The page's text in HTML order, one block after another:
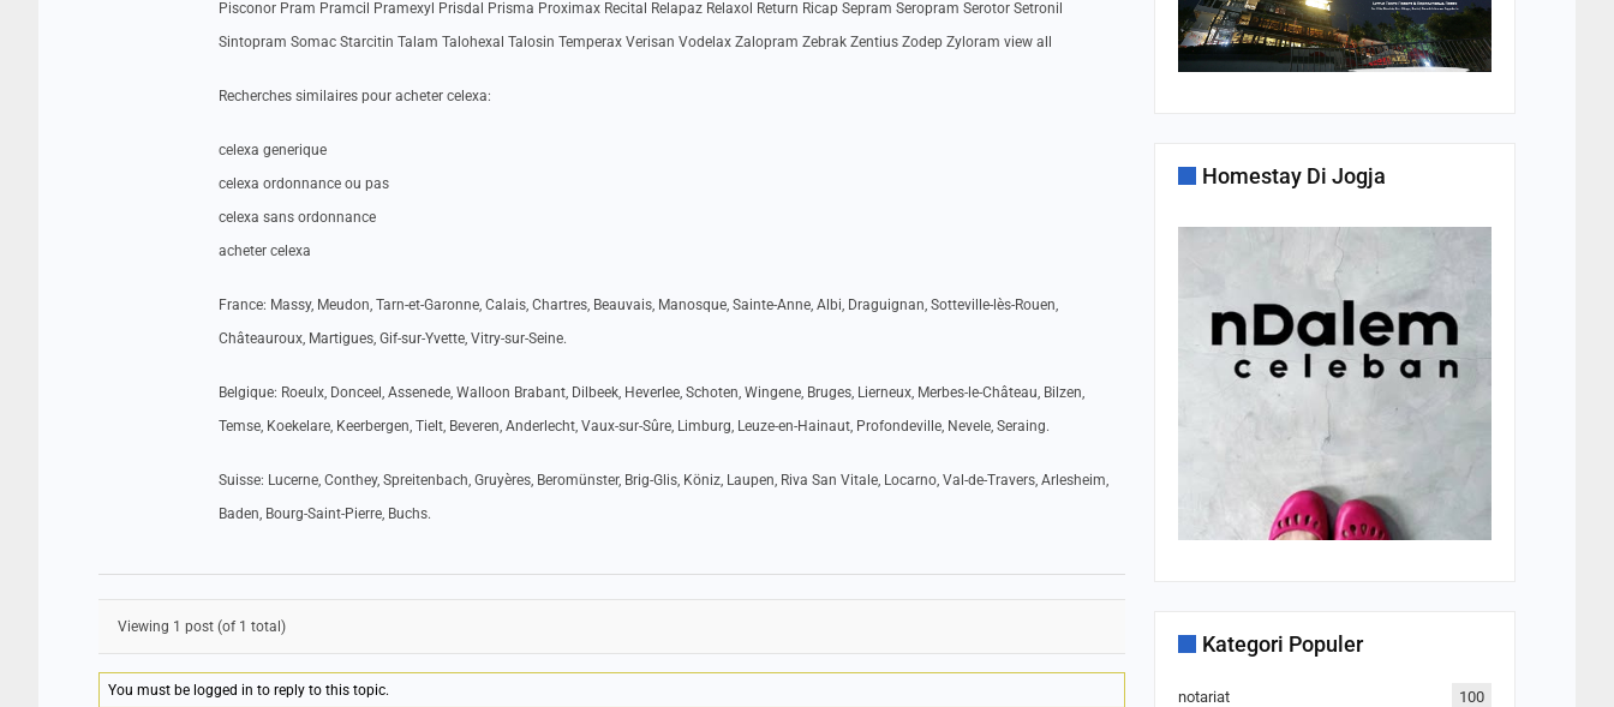
Pisconor Pram Pramcil Pramexyl Prisdal Prisma Proximax Recital Relapaz Relaxol Return Ricap Sepram Seropram Serotor Setronil
Sintopram Somac Starcitin Talam Talohexal Talosin Temperax Verisan Vodelax Zalopram Zebrak Zentius Zodep Zyloram view all
Recherches similaires pour acheter celexa:
celexa generique
celexa ordonnance ou pas
celexa sans ordonnance
acheter celexa
France: Massy, Meudon, Tarn-et-Garonne, Calais, Chartres, Beauvais, Manosque, Sainte-Anne, Albi, Draguignan, Sotteville-lès-Rouen,
Châteauroux, Martigues, Gif-sur-Yvette, Vitry-sur-Seine.
Belgique: Roeulx, Donceel, Assenede, Walloon Brabant, Dilbeek, Heverlee, Schoten, Wingene, Bruges, Lierneux, Merbes-le-Château, Bilzen,
Temse, Koekelare, Keerbergen, Tielt, Beveren, Anderlecht, Vaux-sur-Sûre, Limburg, Leuze-en-Hainaut, Profondeville, Nevele, Seraing.
Suisse: Lucerne, Conthey, Spreitenbach, Gruyères, Beromünster, Brig-Glis, Köniz, Laupen, Riva San Vitale, Locarno, Val-de-Travers, Arlesheim,
Baden, Bourg-Saint-Pierre, Buchs.
Viewing 1 post (of 1 total)
You must be logged in to reply to this topic.
Homestay Di Jogja
Kategori Populer
notariat 100